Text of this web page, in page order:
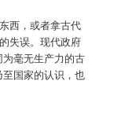
西，或者拿古代
失误。现代政府
毫无生产力的古
国家的认识，也